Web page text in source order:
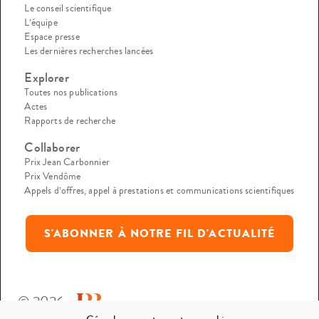
Le conseil scientifique
L’équipe
Espace presse
Les dernières recherches lancées
Explorer
Toutes nos publications
Actes
Rapports de recherche
Collaborer
Prix Jean Carbonnier
Prix Vendôme
Appels d’offres, appel à prestations et communications scientifiques
S'ABONNER À NOTRE FIL D'ACTUALITÉ
© 2026